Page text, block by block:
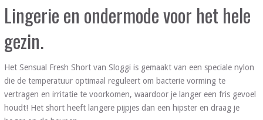
Lingerie en ondermode voor het hele
gezin.
Het Sensual Fresh Short van Sloggi is gemaakt van een speciale nylon
die de temperatuur optimaal reguleert om bacterie vorming te
vertragen en irritatie te voorkomen, waardoor je langer een fris gevoel
houdt! Het short heeft langere pijpjes dan een hipster en draag je